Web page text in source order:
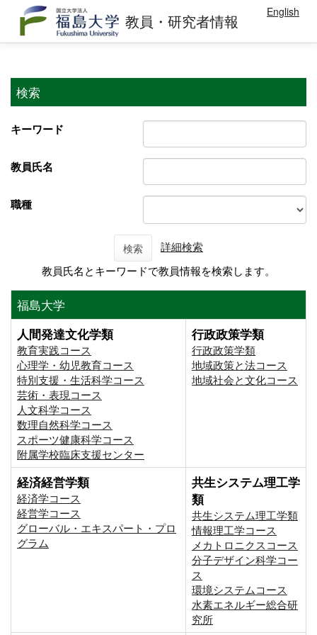
教員・研究者情報 English
検索
キーワード
教員氏名
職種
検索
詳細検索
教員氏名とキーワードで教員情報を検索します。
福島大学
人間発達文化学類
教育実践コース
心理学・幼児教育コース
特別支援・生活科学コース
芸術・表現コース
人文科学コース
数理自然科学コース
スポーツ健康科学コース
附属学校臨床支援センター
行政政策学類
行政政策学類
地域政策と法コース
地域社会と文化コース
経済経営学類
経済学コース
経営学コース
グローバル・エキスパート・プロ
グラム
共生システム理工学
類
共生システム理工学類
情報理工学コース
メカトロニクスコース
分子デザイン科学コー
ス
環境システムコース
⽔素エネルギー総合研
究所